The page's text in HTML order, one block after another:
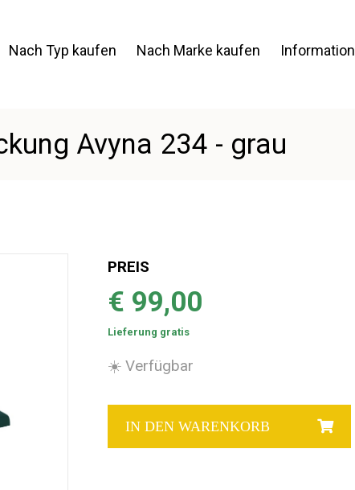
Nach Typ kaufen Nach Marke kaufen Information
Avyna 234 - grau
PREIS
€ 99,00
Lieferung gratis
☀️ Verfügbar
IN DEN WARENKORB